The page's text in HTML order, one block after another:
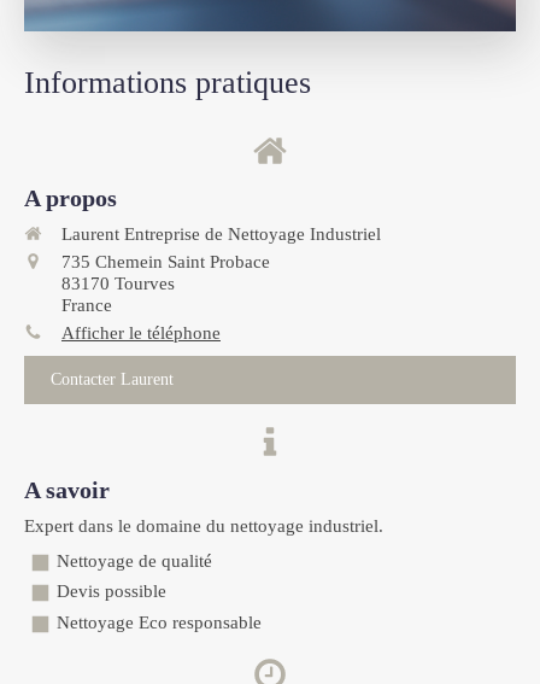
Informations pratiques
A propos
Laurent Entreprise de Nettoyage Industriel
735 Chemein Saint Probace
83170 Tourves
France
Afficher le téléphone
Contacter Laurent
A savoir
Expert dans le domaine du nettoyage industriel.
Nettoyage de qualité
Devis possible
Nettoyage Eco responsable